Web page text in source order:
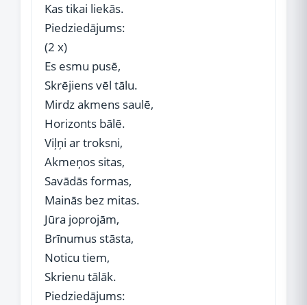
Kas tikai liekās.
Piedziedājums:
(2 x)
Es esmu pusē,
Skrējiens vēl tālu.
Mirdz akmens saulē,
Horizonts bālē.
Viļņi ar troksni,
Akmeņos sitas,
Savādās formas,
Mainās bez mitas.
Jūra joprojām,
Brīnumus stāsta,
Noticu tiem,
Skrienu tālāk.
Piedziedājums: